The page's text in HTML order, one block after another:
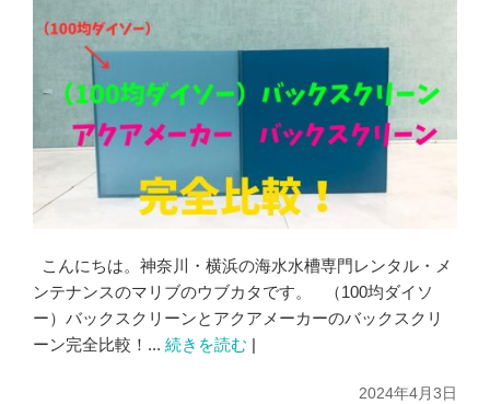
こんにちは。神奈川・横浜の海水水槽専門レンタル・メ
ンテナンスのマリブのウブカタです。 （100均ダイソ
ー）バックスクリーンとアクアメーカーのバックスクリ
ーン完全比較！... 続きを読む |
2024年4月3日